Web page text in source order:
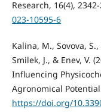
Research, 16(4),
023-10595-6
Kalina, M., Sovova,
Smilek, J., & Enev, V.
Influencing
Agronomical
https://doi.org/